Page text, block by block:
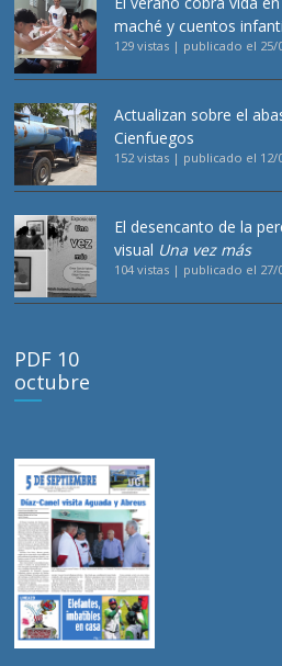
maché y cuentos
129 vistas | publicado el 25/
Actualizan sobre el
Cienfuegos
152 vistas | publicado el 12/
El desencanto de la
visual Una vez más
104 vistas | publicado el 27/
PDF 10
octubre